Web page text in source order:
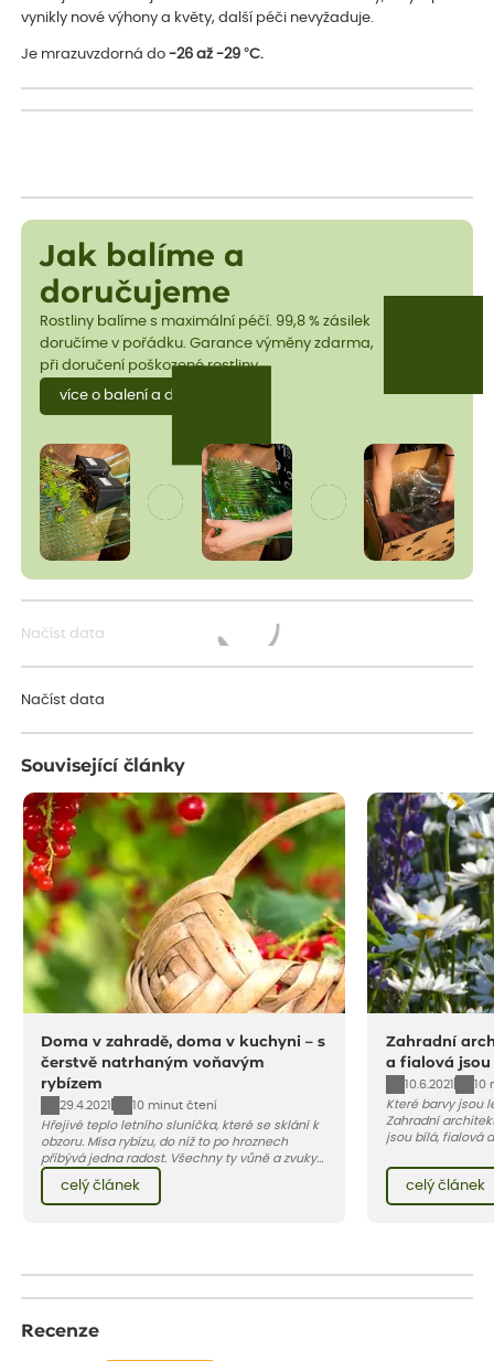
vynikly nové výhony a květy, další péči nevyžaduje.
Je mrazuvzdorná do-26 až -29 °C.
Jak balíme a
doručujeme
Rostliny balíme s maximální péčí. 99,8 % zásilek
doručíme v pořádku. Garance výměny zdarma,
při doručení poškozené rostliny.
více o balení a dopravě
Načíst data
Načíst data
Související články
Doma v zahradě, doma v kuchyni – s
čerstvě natrhaným voňavým
rybízem
29.4.2021
10 minut čtení
Hřejivé teplo letního sluníčka, které se sklání k
obzoru. Mísa rybízu, do níž to po hroznech
přibývá jedna radost. Všechny ty vůně a zvuky
červencové zahrady. Sklizeň rybízu do kuchyně
vnese neuvěřitelný klid a radost. A taky trochu
bezstarostnosti dětství při mlsání babiččina
celý článek
Zahradní
a fialová jsou
10.6.2021
10
Které barvy jsou
Zahradní
jsou bílá, fialová
záhon, terasu či
obléknout i vy.
celý článek
Recenze